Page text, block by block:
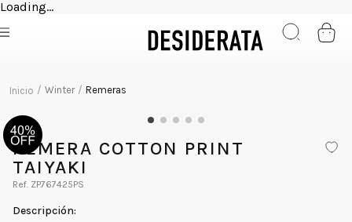
Loading...
Winter Remeras
REMERA COTTON PRINT
TAIYAKI
ZP767425PS